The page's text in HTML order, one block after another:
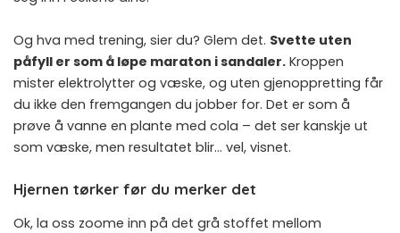
Og hva med trening, sier du? Glem det. Svette uten
påfyll er som å løpe maraton i sandaler. Kroppen
mister elektrolytter og væske, og uten gjenoppretting får
du ikke den fremgangen du jobber for. Det er som å
prøve å vanne en plante med cola – det ser kanskje ut
som væske, men resultatet blir… vel, visnet.
Hjernen tørker før du merker det
Ok, la oss zoome inn på det grå stoffet mellom